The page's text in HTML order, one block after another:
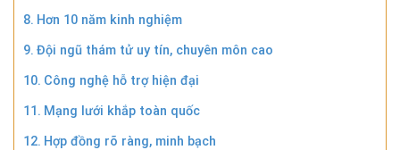
Hơn 10 năm kinh nghiệm
Đội ngũ thám tử uy tín, chuyên môn cao
Công nghệ hỗ trợ hiện đại
Mạng lưới khắp toàn quốc
Hợp đồng rõ ràng, minh bạch